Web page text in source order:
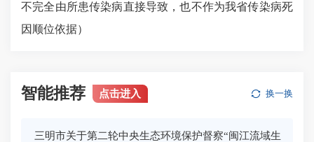
不完全由所患传染病直接导致，也不作为我省传染病死
因顺位依据）
智能推荐 点击进入 换一换
三明市关于第二轮中央生态环境保护督察“闽江流域生